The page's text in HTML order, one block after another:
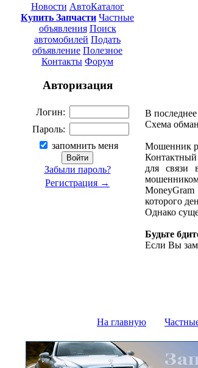
Новости АвтоКаталог
Купить Запчасти Частные
объявления Поиск
автомобилей Подать
объявление Полезное
Контакты Форум
Авторизация
Логин:
Пароль:
запомнить меня
Забыли пароль?
Регистрация →
В
Схема
Мошенник
для связи
которого
Однако
Будьте
Если Вы
На главную